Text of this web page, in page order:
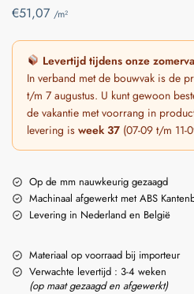
€51,07 /m²
Levertijd tijdens onze
In verband met de bouwvak is de
t/m 7 augustus. U kunt gewoon
de vakantie met voorrang in
levering is week 37 (07-09 t/m 11-
Op de mm nauwkeurig gezaagd
Machinaal afgewerkt met ABS
Levering in Nederland en België
Materiaal op voorraad bij importeur
Verwachte levertijd : 3-4 weken
(op maat gezaagd en afgewerkt)